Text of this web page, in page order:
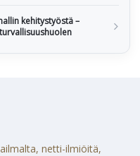
kehitystyöstä –
netti-ilmiöitä,